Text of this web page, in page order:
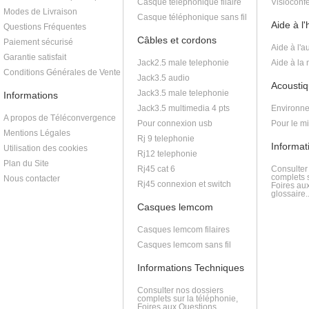
Modes de Livraison
Questions Fréquentes
Paiement sécurisé
Garantie satisfait
Conditions Générales de Vente
Informations
A propos de Téléconvergence
Mentions Légales
Utilisation des cookies
Plan du Site
Nous contacter
Casque téléphonique filaire
Casque téléphonique sans fil
Câbles et cordons
Jack2.5 male telephonie
Jack3.5 audio
Jack3.5 male telephonie
Jack3.5 multimedia 4 pts
Pour connexion usb
Rj 9 telephonie
Rj12 telephonie
Rj45 cat 6
Rj45 connexion et switch
Casques lemcom
Casques lemcom filaires
Casques lemcom sans fil
Informations Techniques
Consulter nos dossiers
complets sur la téléphonie,
Aide à
Aide à
Aide à la
Pour le
complets
Foires